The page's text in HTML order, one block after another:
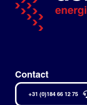
Contact
+31 (0)184 66 12 75